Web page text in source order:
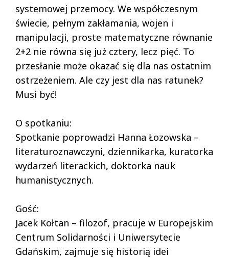
systemowej przemocy. We współczesnym
świecie, pełnym zakłamania, wojen i
manipulacji, proste matematyczne równanie
2+2 nie równa się już cztery, lecz pięć. To
przesłanie może okazać się dla nas ostatnim
ostrzeżeniem. Ale czy jest dla nas ratunek?
Musi być!
O spotkaniu:
Spotkanie poprowadzi Hanna Łozowska –
literaturoznawczyni, dziennikarka, kuratorka
wydarzeń literackich, doktorka nauk
humanistycznych.
Gość:
Jacek Kołtan – filozof, pracuje w Europejskim
Centrum Solidarności i Uniwersytecie
Gdańskim, zajmuje się historią idei